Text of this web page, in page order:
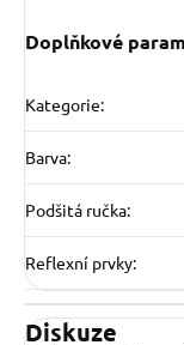
Doplňkové
Kategorie:
Barva:
Podšitá ručka:
Reflexní prvky:
Diskuze